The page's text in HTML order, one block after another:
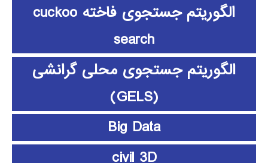
الگوریتم جستجوی فاخته cuckoo
search
الگوریتم جستجوی محلی گرانشی
(GELS)
Big Data
civil 3D